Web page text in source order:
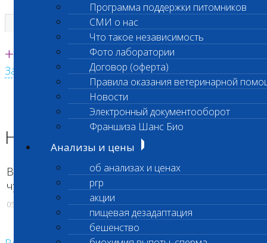
Единая круглосуточная справочная
+7 495 260 0 260
Заказать звонок с сайта
Программа поддержки питомников
СМИ о нас
Что такое независимость
Фото лаборатории
Договор (оферта)
Правила оказания ветеринарной
Новости
Электронный документооборот
Франшиза Шанс Био
Анализы и цены
об анализах и ценах
prp
акции
пищевая дезадаптация
бешенство
Главная страница
Недоступно исследование
Недоступно исследование
Временно недоступно выполнение теста IgM
чума&парво собак (код 079)
05.06.2018